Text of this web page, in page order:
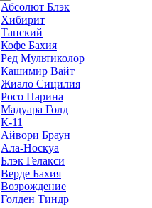
Абсолют Блэк
Хибирит
Танский
Кофе Бахия
Ред Мультиколор
Кашимир Вайт
Жиало Сицилия
Росо Парина
Мадуара Голд
К-11
Айвори Браун
Ала-Носкуа
Блэк Гелакси
Верде Бахия
Возрождение
Голден Тиндр